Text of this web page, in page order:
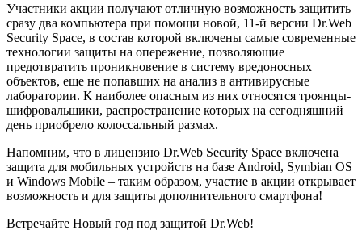
Участники акции получают отличную возможность защитить
сразу два компьютера при помощи новой, 11-й версии Dr.Web
Security Space, в состав которой включены самые современные
технологии защиты на опережение, позволяющие
предотвратить проникновение в систему вредоносных
объектов, еще не попавших на анализ в антивирусные
лаборатории. К наиболее опасным из них относятся троянцы-
шифровальщики, распространение которых на сегодняшний
день приобрело колоссальный размах.
Напомним, что в лицензию Dr.Web Security Space включена
защита для мобильных устройств на базе Android, Symbian OS
и Windows Mobile – таким образом, участие в акции открывает
возможность и для защиты дополнительного смартфона!
Встречайте Новый год под защитой Dr.Web!